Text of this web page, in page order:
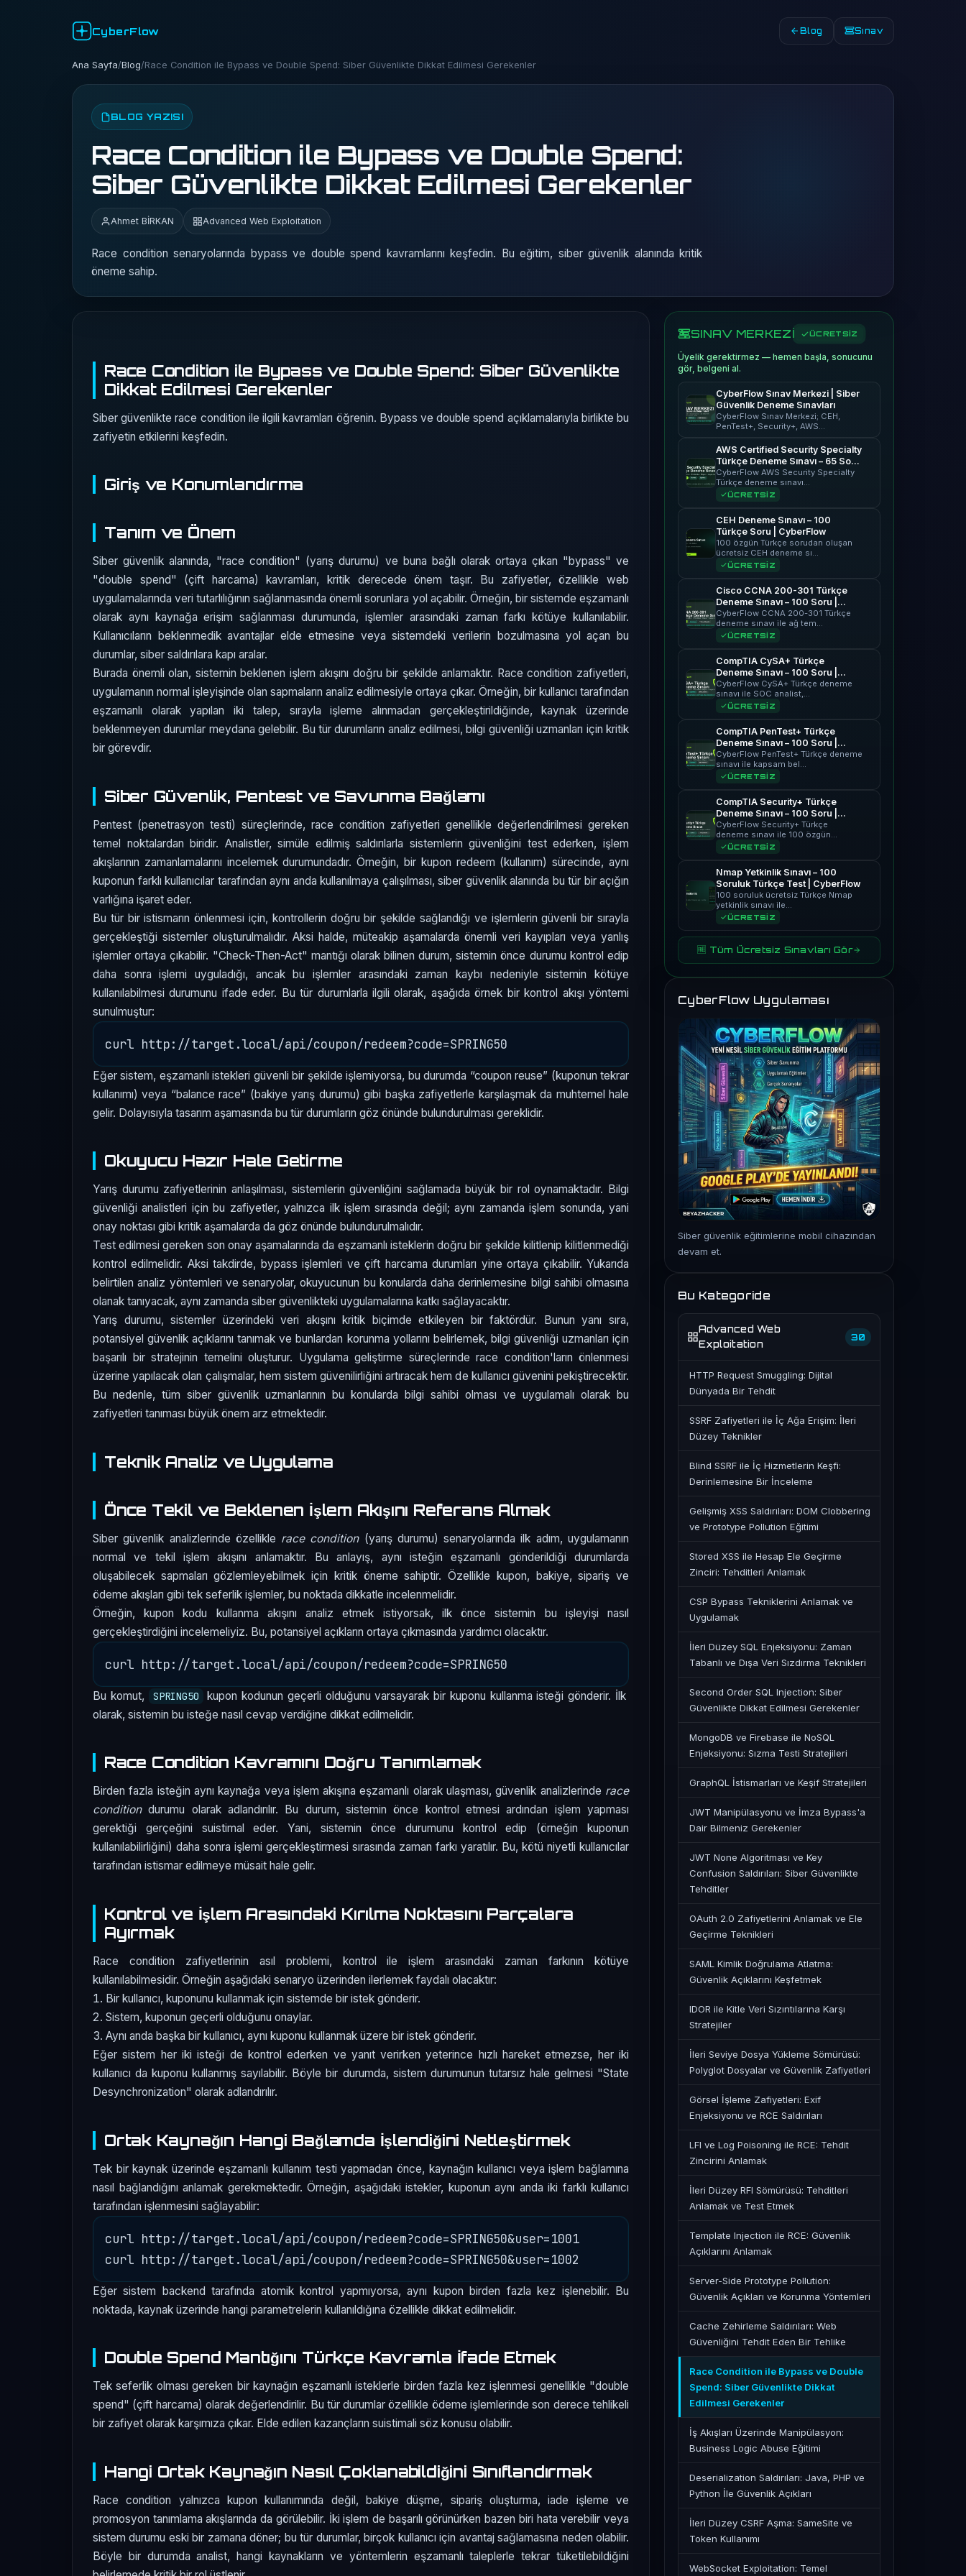
CyberFlow Blog Sınav
Ana Sayfa/Blog/Race Condition ile Bypass ve Double Spend: Siber Güvenlikte Dikkat Edilmesi Gerekenler
BLOG YAZISI
Race Condition ile Bypass ve Double Spend:
Siber Güvenlikte Dikkat Edilmesi Gerekenler
Ahmet BİRKAN Advanced Web Exploitation
Race condition senaryolarında bypass ve double spend kavramlarını keşfedin. Bu eğitim, siber güvenlik alanında kritik
öneme sahip.
Race Condition ile Bypass ve Double Spend: Siber Güvenlikte
Dikkat Edilmesi Gerekenler
Siber güvenlikte race condition ile ilgili kavramları öğrenin. Bypass ve double spend açıklamalarıyla birlikte bu
zafiyetin etkilerini keşfedin.
Giriş ve Konumlandırma
Tanım ve Önem
Siber güvenlik alanında, "race condition" (yarış durumu) ve buna bağlı olarak ortaya çıkan "bypass" ve
"double spend" (çift harcama) kavramları, kritik derecede önem taşır. Bu zafiyetler, özellikle web
uygulamalarında veri tutarlılığının sağlanmasında önemli sorunlara yol açabilir. Örneğin, bir sistemde eşzamanlı
olarak aynı kaynağa erişim sağlanması durumunda, işlemler arasındaki zaman farkı kötüye kullanılabilir.
Kullanıcıların beklenmedik avantajlar elde etmesine veya sistemdeki verilerin bozulmasına yol açan bu
durumlar, siber saldırılara kapı aralar.
Burada önemli olan, sistemin beklenen işlem akışını doğru bir şekilde anlamaktır. Race condition zafiyetleri,
uygulamanın normal işleyişinde olan sapmaların analiz edilmesiyle ortaya çıkar. Örneğin, bir kullanıcı tarafından
eşzamanlı olarak yapılan iki talep, sırayla işleme alınmadan gerçekleştirildiğinde, kaynak üzerinde
beklenmeyen durumlar meydana gelebilir. Bu tür durumların analiz edilmesi, bilgi güvenliği uzmanları için kritik
bir görevdir.
Siber Güvenlik, Pentest ve Savunma Bağlamı
Pentest (penetrasyon testi) süreçlerinde, race condition zafiyetleri genellikle değerlendirilmesi gereken
temel noktalardan biridir. Analistler, simüle edilmiş saldırılarla sistemlerin güvenliğini test ederken, işlem
akışlarının zamanlamalarını incelemek durumundadır. Örneğin, bir kupon redeem (kullanım) sürecinde, aynı
kuponun farklı kullanıcılar tarafından aynı anda kullanılmaya çalışılması, siber güvenlik alanında bu tür bir açığın
varlığına işaret eder.
Bu tür bir istismarın önlenmesi için, kontrollerin doğru bir şekilde sağlandığı ve işlemlerin güvenli bir sırayla
gerçekleştiği sistemler oluşturulmalıdır. Aksi halde, müteakip aşamalarda önemli veri kayıpları veya yanlış
işlemler ortaya çıkabilir. "Check-Then-Act" mantığı olarak bilinen durum, sistemin önce durumu kontrol edip
daha sonra işlemi uyguladığı, ancak bu işlemler arasındaki zaman kaybı nedeniyle sistemin kötüye
kullanılabilmesi durumunu ifade eder. Bu tür durumlarla ilgili olarak, aşağıda örnek bir kontrol akışı yöntemi
sunulmuştur:
Eğer sistem, eşzamanlı istekleri güvenli bir şekilde işlemiyorsa, bu durumda “coupon reuse” (kuponun tekrar
kullanımı) veya “balance race” (bakiye yarış durumu) gibi başka zafiyetlerle karşılaşmak da muhtemel hale
gelir. Dolayısıyla tasarım aşamasında bu tür durumların göz önünde bulundurulması gereklidir.
Okuyucu Hazır Hale Getirme
Yarış durumu zafiyetlerinin anlaşılması, sistemlerin güvenliğini sağlamada büyük bir rol oynamaktadır. Bilgi
güvenliği analistleri için bu zafiyetler, yalnızca ilk işlem sırasında değil; aynı zamanda işlem sonunda, yani
onay noktası gibi kritik aşamalarda da göz önünde bulundurulmalıdır.
Test edilmesi gereken son onay aşamalarında da eşzamanlı isteklerin doğru bir şekilde kilitlenip kilitlenmediği
kontrol edilmelidir. Aksi takdirde, bypass işlemleri ve çift harcama durumları yine ortaya çıkabilir. Yukarıda
belirtilen analiz yöntemleri ve senaryolar, okuyucunun bu konularda daha derinlemesine bilgi sahibi olmasına
olanak tanıyacak, aynı zamanda siber güvenlikteki uygulamalarına katkı sağlayacaktır.
Yarış durumu, sistemler üzerindeki veri akışını kritik biçimde etkileyen bir faktördür. Bunun yanı sıra,
potansiyel güvenlik açıklarını tanımak ve bunlardan korunma yollarını belirlemek, bilgi güvenliği uzmanları için
başarılı bir stratejinin temelini oluşturur. Uygulama geliştirme süreçlerinde race condition'ların önlenmesi
üzerine yapılacak olan çalışmalar, hem sistem güvenilirliğini artıracak hem de kullanıcı güvenini pekiştirecektir.
Bu nedenle, tüm siber güvenlik uzmanlarının bu konularda bilgi sahibi olması ve uygulamalı olarak bu
zafiyetleri tanıması büyük önem arz etmektedir.
Teknik Analiz ve Uygulama
Önce Tekil ve Beklenen İşlem Akışını Referans Almak
Siber güvenlik analizlerinde özellikle race condition(yarış durumu) senaryolarında ilk adım, uygulamanın
normal ve tekil işlem akışını anlamaktır. Bu anlayış, aynı isteğin eşzamanlı gönderildiği durumlarda
oluşabilecek sapmaları gözlemleyebilmek için kritik öneme sahiptir. Özellikle kupon, bakiye, sipariş ve
ödeme akışları gibi tek seferlik işlemler, bu noktada dikkatle incelenmelidir.
Örneğin, kupon kodu kullanma akışını analiz etmek istiyorsak, ilk önce sistemin bu işleyişi nasıl
gerçekleştirdiğini incelemeliyiz. Bu, potansiyel açıkların ortaya çıkmasında yardımcı olacaktır.
Bu komut, SPRING50
kupon kodunun geçerli olduğunu varsayarak bir kuponu kullanma isteği gönderir. İlk
olarak, sistemin bu isteğe nasıl cevap verdiğine dikkat edilmelidir.
Race Condition Kavramını Doğru Tanımlamak
Birden fazla isteğin aynı kaynağa veya işlem akışına eşzamanlı olarak ulaşması, güvenlik analizlerinde race
conditiondurumu olarak adlandırılır. Bu durum, sistemin önce kontrol etmesi ardından işlem yapması
gerektiği gerçeğini suistimal eder. Yani, sistemin önce durumunu kontrol edip (örneğin kuponun
kullanılabilirliğini) daha sonra işlemi gerçekleştirmesi sırasında zaman farkı yaratılır. Bu, kötü niyetli kullanıcılar
tarafından istismar edilmeye müsait hale gelir.
Kontrol ve İşlem Arasındaki Kırılma Noktasını Parçalara
Ayırmak
Race condition zafiyetlerinin asıl problemi, kontrol ile işlem arasındaki zaman farkının kötüye
kullanılabilmesidir. Örneğin aşağıdaki senaryo üzerinden ilerlemek faydalı olacaktır:
Bir kullanıcı, kuponunu kullanmak için sistemde bir istek gönderir.
Sistem, kuponun geçerli olduğunu onaylar.
Aynı anda başka bir kullanıcı, aynı kuponu kullanmak üzere bir istek gönderir.
Eğer sistem her iki isteği de kontrol ederken ve yanıt verirken yeterince hızlı hareket etmezse, her iki
kullanıcı da kuponu kullanmış sayılabilir. Böyle bir durumda, sistem durumunun tutarsız hale gelmesi "State
Desynchronization" olarak adlandırılır.
Ortak Kaynağın Hangi Bağlamda İşlendiğini Netleştirmek
Tek bir kaynak üzerinde eşzamanlı kullanım testi yapmadan önce, kaynağın kullanıcı veya işlem bağlamına
nasıl bağlandığını anlamak gerekmektedir. Örneğin, aşağıdaki istekler, kuponun aynı anda iki farklı kullanıcı
tarafından işlenmesini sağlayabilir:
curl http://target.local/api/coupon/redeem?code=SPRING50&user=1001
Eğer sistem backend tarafında atomik kontrol yapmıyorsa, aynı kupon birden fazla kez işlenebilir. Bu
noktada, kaynak üzerinde hangi parametrelerin kullanıldığına özellikle dikkat edilmelidir.
Double Spend Mantığını Türkçe Kavramla İfade Etmek
Tek seferlik olması gereken bir kaynağın eşzamanlı isteklerle birden fazla kez işlenmesi genellikle "double
spend" (çift harcama) olarak değerlendirilir. Bu tür durumlar özellikle ödeme işlemlerinde son derece tehlikeli
bir zafiyet olarak karşımıza çıkar. Elde edilen kazançların suistimali söz konusu olabilir.
Hangi Ortak Kaynağın Nasıl Çoklanabildiğini Sınıflandırmak
Race condition yalnızca kupon kullanımında değil, bakiye düşme, sipariş oluşturma, iade işleme ve
promosyon tanımlama akışlarında da görülebilir. İki işlem de başarılı görünürken bazen biri hata verebilir veya
sistem durumu eski bir zamana döner; bu tür durumlar, birçok kullanıcı için avantaj sağlamasına neden olabilir.
Böyle bir durumda analist, hangi kaynakların ve yöntemlerin eşzamanlı taleplerle tekrar tüketilebildiğini
SINAV MERKEZİ ÜCRETSİZ
Üyelik gerektirmez — hemen başla, sonucunu
gör, belgeni al.
CyberFlow Sınav Merkezi | Siber
Güvenlik Deneme Sınavları
CyberFlow Sınav Merkezi; CEH,
PenTest+, Security+, AWS…
AWS Certified Security Specialty
Türkçe Deneme Sınavı – 65 Soru
| CyberFlow
CyberFlow AWS Security Specialty
Türkçe deneme sınavı…
ÜCRETSİZ
CEH Deneme Sınavı – 100
Türkçe Soru | CyberFlow
100 özgün Türkçe sorudan oluşan
ücretsiz CEH deneme sı…
ÜCRETSİZ
Cisco CCNA 200-301 Türkçe
Deneme Sınavı – 100 Soru |
CyberFlow
CyberFlow CCNA 200-301 Türkçe
deneme sınavı ile ağ tem…
ÜCRETSİZ
CompTIA CySA+ Türkçe
Deneme Sınavı – 100 Soru |
CyberFlow
CyberFlow CySA+ Türkçe deneme
sınavı ile SOC analist,…
ÜCRETSİZ
CompTIA PenTest+ Türkçe
Deneme Sınavı – 100 Soru |
CyberFlow
CyberFlow PenTest+ Türkçe deneme
sınavı ile kapsam bel…
ÜCRETSİZ
CompTIA Security+ Türkçe
Deneme Sınavı – 100 Soru |
CyberFlow
CyberFlow Security+ Türkçe
deneme sınavı ile 100 özgün…
ÜCRETSİZ
Nmap Yetkinlik Sınavı – 100
Soruluk Türkçe Test | CyberFlow
100 soruluk ücretsiz Türkçe Nmap
yetkinlik sınavı ile…
ÜCRETSİZ
🆓 Tüm Ücretsiz Sınavları Gör
CyberFlow Uygulaması
Siber güvenlik eğitimlerine mobil cihazından
devam et.
Bu Kategoride
Advanced Web
Exploitation
30
HTTP Request Smuggling: Dijital
Dünyada Bir Tehdit
SSRF Zafiyetleri ile İç Ağa Erişim: İleri
Düzey Teknikler
Blind SSRF ile İç Hizmetlerin Keşfi:
Derinlemesine Bir İnceleme
Gelişmiş XSS Saldırıları: DOM Clobbering
ve Prototype Pollution Eğitimi
Stored XSS ile Hesap Ele Geçirme
Zinciri: Tehditleri Anlamak
CSP Bypass Tekniklerini Anlamak ve
Uygulamak
İleri Düzey SQL Enjeksiyonu: Zaman
Tabanlı ve Dışa Veri Sızdırma Teknikleri
Second Order SQL Injection: Siber
Güvenlikte Dikkat Edilmesi Gerekenler
MongoDB ve Firebase ile NoSQL
Enjeksiyonu: Sızma Testi Stratejileri
GraphQL İstismarları ve Keşif Stratejileri
JWT Manipülasyonu ve İmza Bypass'a
Dair Bilmeniz Gerekenler
JWT None Algoritması ve Key
Confusion Saldırıları: Siber Güvenlikte
Tehditler
OAuth 2.0 Zafiyetlerini Anlamak ve Ele
Geçirme Teknikleri
SAML Kimlik Doğrulama Atlatma:
Güvenlik Açıklarını Keşfetmek
IDOR ile Kitle Veri Sızıntılarına Karşı
Stratejiler
İleri Seviye Dosya Yükleme Sömürüsü:
Polyglot Dosyalar ve Güvenlik Zafiyetleri
Görsel İşleme Zafiyetleri: Exif
Enjeksiyonu ve RCE Saldırıları
LFI ve Log Poisoning ile RCE: Tehdit
Zincirini Anlamak
İleri Düzey RFI Sömürüsü: Tehditleri
Anlamak ve Test Etmek
Template Injection ile RCE: Güvenlik
Açıklarını Anlamak
Server-Side Prototype Pollution:
Güvenlik Açıkları ve Korunma Yöntemleri
Cache Zehirleme Saldırıları: Web
Güvenliğini Tehdit Eden Bir Tehlike
Race Condition ile Bypass ve Double
Spend: Siber Güvenlikte Dikkat
Edilmesi Gerekenler
İş Akışları Üzerinde Manipülasyon:
Business Logic Abuse Eğitimi
Deserialization Saldırıları: Java, PHP ve
Python İle Güvenlik Açıkları
İleri Düzey CSRF Aşma: SameSite ve
Token Kullanımı
WebSocket Exploitation: Temel